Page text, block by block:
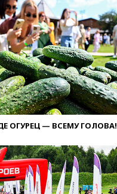
ОГУРЕЦ — ВСЕМУ ГОЛОВА!